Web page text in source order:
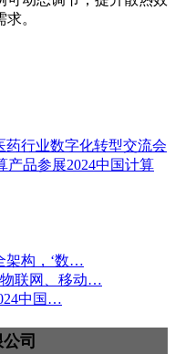
。
药行业数字化转型交流会
产品参展2024中国计算
架构，‘数…
联网、移动…
中国…
司